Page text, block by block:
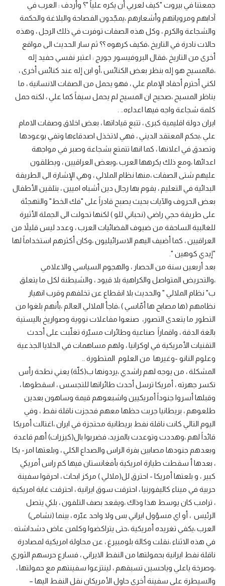
جمعتنا في بيروت "كيف لعربي أن يكره علياً "؟ وأردف : العرب في
آدابهم ومروياتهم وأشعارهم ،يمجّدون الفصاحة والبلاغة والحكمة
والشجاعة والكرم ، وكل هذه الصفات توفرت في ذلك الرجل ، وهذه
حالات نادرة في التاريخ ،فكيف كرهوه ؟؟ ثم سار الحديث الى مواقع
أخرى من التاريخ ،فقال البروفيسور جورج : اعتبر نفسي حفيد إله
،فالمسيح هو إله بنظر بعض الكنائس ،أو ابن إله عند كنائس أخرى ،
لكني أحترم أحفاد الإمام علي ، فهو يحمل من الصفات الانسانية ، ما
يناظر المسيح ،صحيح ان المسيح لم يحمل سيفاً كما علي ، لكنه حمل
كلمة شجاعة واجه فيها اعداءه.. .
ايران دولة اقليمية كبرى ، تتبع قياداتها ، بعض اخلاق وصفات الامام
علي ،بحكم المعتقد الديني ، فهي لاتخذل اصدقاءها وتفي بوعودها
وتصدق في اعلانها ، كما انها تتمتع بشجاعة وصبر في مواجهة
اعدائها ،ومع ذلك يكرهها العرب ،وبعض العراقيين ، ويطلقون
عليهم شتى الصفات ،منها نظام الملالي ، وهي الإشارة الى الطريقة
البدائية في التعليم ، يقوم بها رجال دين أشباه اميين ، بتلقين الأطفال
بعض الحروف والآيات بحيث يصبح قادراً على "فك الخط" والتهجئة
على طريقة حجي راضي (نحباني للو ) لكنها تحولت الى الجملة الأثيرة
للغالبية الساحقة من ضيوف الفضائيات العرب ، وعدد ليس قليلاً من
العراقيين ، كما أضيف اليهم الاسرائيليون ،وكان أكثرهم استخداماً لها
"إيدي كوهين ".
بعد أربعين سنة من الحصار ، والهجوم السياسي والاعلامي
،والتحريض المتواصل والكراهية بلا قيود ، والشيطنة لكل ما يتعلق
ب" نظام الملالي " والحديث بلا انقطاع عن تخلفهم وقرب انهيار
نظامهم (ها مصابح ها أمّاسي ) ،فاجأ الملالي العالم ،بأنهم بلغوا من
التطور ما يتعدى التصور، صنعوا مفاعلات نووية وصواريخ باليستية
بالغة الدقة ، واقماراً صناعية وطائرات مسيّرة تغلّبت على أحدث
التقنيات الأمريكية في اوكرانيا ، ولهم مساهمات في الخلايا الجذعية
وعلوم النانو -وغيرها من العلوم المتطورة ..
المشكلة ، من يوجه لهم راشدي ،يردونها ب(كلّة) يعني نطحة رأس
تكسر جهرته ، أمريكا ترسل أحدث طائراتها للتجسس ، اسقطوها ،
وقبلها أسروا جنوداً أمريكيين واشبعوهم قيمة وساهون بعدين
طلعوهم ، بريطانيا جربت حظها معهم فحجزت ناقلة نفط ، وفي
اليوم التالي كانت ناقلة نفط بريطانية محتجزة في ايران ،اغتالت أمريكا
قائداً لهم ،وهددت وتوعدت بالمزيد، فضربوا بال(كيزرات) أهم قاعدة
وبعدهم جنودها مصابين بفرة الراس والصداع الكلي ، وبلعتها امر- يكا
، بعدها أ سقطت طيارة امريكية بأفغانستان فيها كم راس أمريكي
كبير ، و بلعتها أمريكا - احترق لل(ملالي ) مركز ابحاث ، احرقوا سفينة
حربية في ميناء كاليفورنيا ، احترقت سوق ايرانية ، احترقت غابة امريكية
، ترامب كان يوسط هذا وذاك ،ويقعد بصف التلفون ، بلكي يتصل
الرئيس ، أو اي مسؤول ايراني بس ولا واحد عبّره ، بينما (نشامى)
العرب ،يكفي تغريده أمريكية ،حتى يتراكضوا وكلمن عاض دشداشته .
في هذه الاثناء ،نقلت وكالة بلومبيرغ ، عن محاولة امريكية لمصادرة
ناقلة نفط ايرانية بحمولتها من النفط الايراني ، فسارع حرسهم الثوري
،وصرخة ياعلي وياحسين تسبقهم ، لينتزعوا سفينتهم مع حمولتها ،
والسيطرة على سفينة أخرى حاول الأمريكان نقل النفط اليها –